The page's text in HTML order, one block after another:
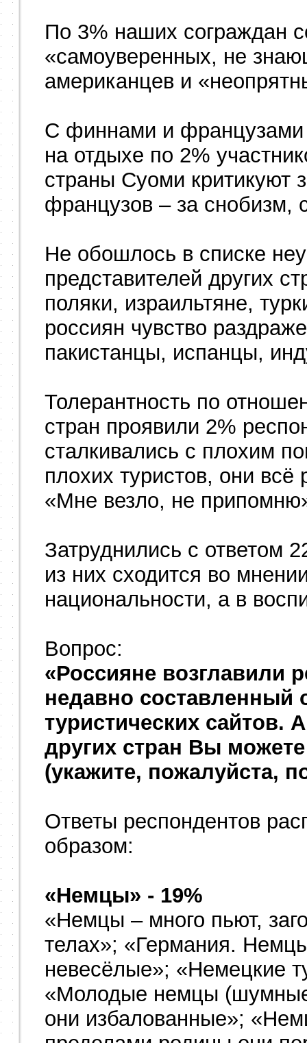
По 3% наших сограждан
«самоуверенных, не
американцев и
С финнами и французами
на отдыхе по 2%
страны Суоми критикуют
французов – за снобизм,
Не обошлось в списке
представителей других
поляки, израильтяне,
россиян чувство
пакистанцы, испанцы,
Толерантность по
стран проявили 2%
сталкивались с плохим
плохих туристов, они всё
«Мне везло, не
Затруднились с ответом
из них сходится во
национальности, а в
Вопрос:
«Россияне возглавили
недавно составленный
туристических сайтов.
других стран Вы
(укажите, пожалуйста,
Ответы респондентов
образом:
«Немцы» - 19%
«Немцы – много пьют,
телах»; «Германия.
невесёлые»; «Немецкие
«Молодые немцы
они избалованные»;